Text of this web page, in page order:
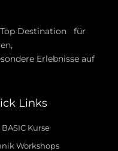
Top Destination für
Erlebnisse auf
Links
BASIC Kurse
Workshops